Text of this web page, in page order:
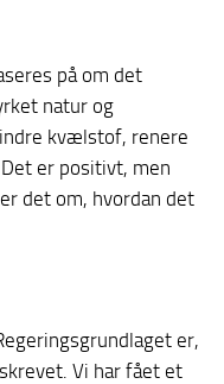
på om det
natur og
kvælstof, renere
er positivt, men
det om, hvordan det
er,
Vi har fået et